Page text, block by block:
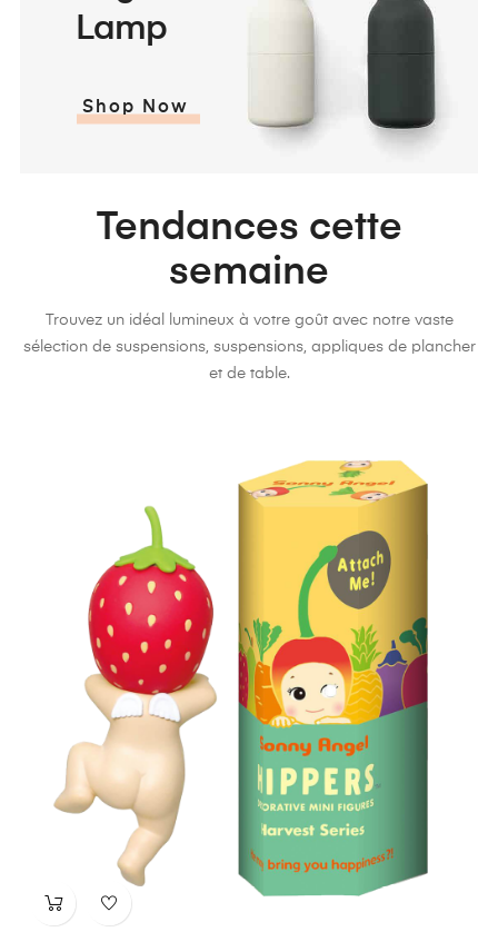
Lamp
Shop Now
Tendances cette
semaine
Trouvez un idéal lumineux à votre goût avec notre vaste
sélection de suspensions, suspensions, appliques de plancher
et de table.